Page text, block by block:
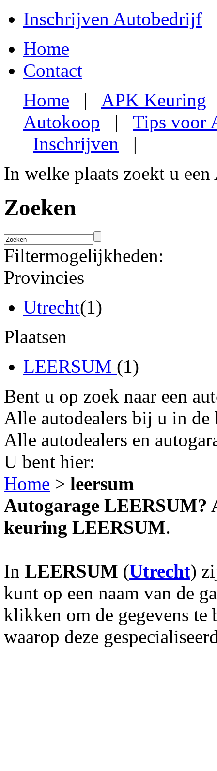
Inschrijven Autobedrijf
Home
Contact
Home | APK Keuring
Autokoop | Tips voor
Inschrijven |
In welke plaats zoekt u
Zoeken
Filtermogelijkheden:
Provincies
Utrecht(1)
Plaatsen
LEERSUM (1)
Bent u op zoek naar een
Alle autodealers bij u in
Alle autodealers en
U bent hier:
Home > leersum
Autogarage
keuring LEERSUM.
In LEERSUM (Utrecht)
kunt op een naam van de
klikken om de gegevens te
waarop deze